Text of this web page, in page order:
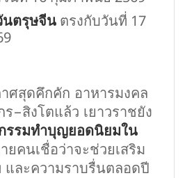
นตรุษจีน ตรงกับวันที่ 17
ศสุดคึกคัก อาหารมงคล
–สิงโตแล้ว เยาวราชยัง
รรมทำบุญยอดนิยมใน
ยคนเชื่อว่าจะช่วยเสริม
ละความราบรื่นตลอดปี